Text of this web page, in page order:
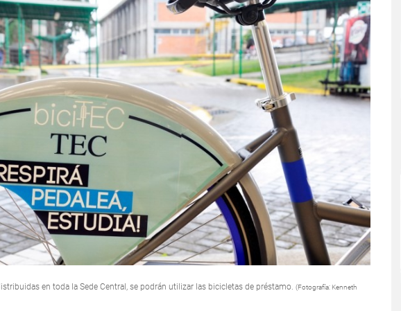
en toda la Sede Central, se podrán utilizar las bicicletas de préstamo. (Fotografía: Kenneth